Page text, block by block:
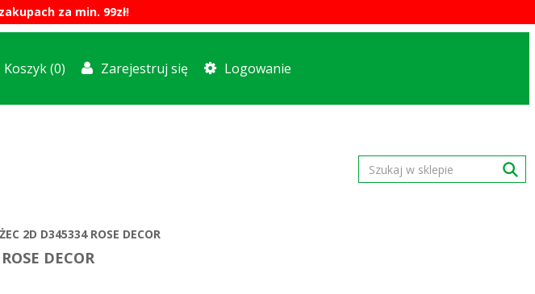
za min. 99zł!
Koszyk (0) Zarejestruj się Logowanie
2D D345334 ROSE DECOR
DECOR